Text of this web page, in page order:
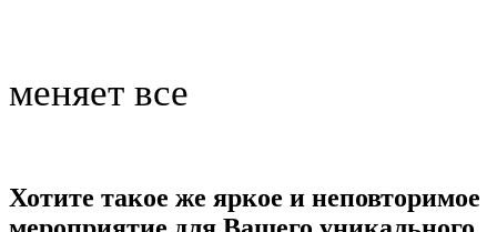
меняет все
Хотите такое же яркое и неповторимое